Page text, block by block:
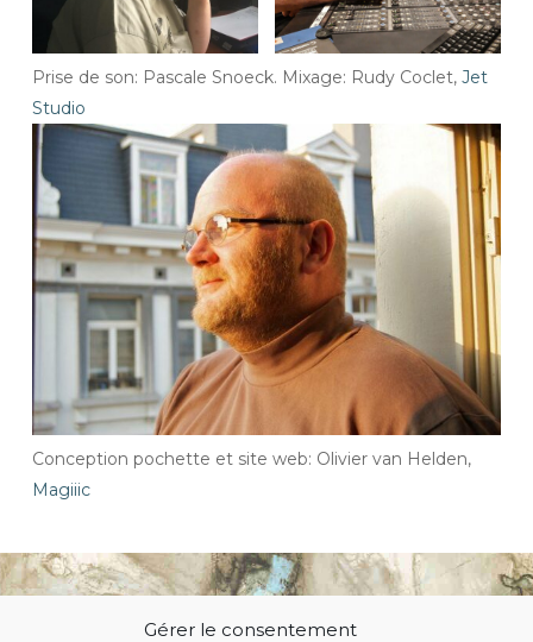
Gérer le consentement
Prise de son: Pascale Snoeck. Mixage: Rudy Coclet, Jet
Studio
Conception pochette et site web: Olivier van Helden,
Magiiic
© 2021 Thierry Hodiamont.